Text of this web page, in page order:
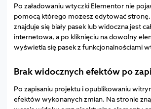
Po załadowaniu wtyczki Elementor nie
pomocą którego możesz edytować
znajduje się biały pasek lub widoczna jest
internetowa, a po kliknięciu na dowolny
wyświetla się pasek z funkcjonalnościami
Brak widocznych efektów po
Po zapisaniu projektu i opublikowaniu
efektów wykonanych zmian. Na stronie